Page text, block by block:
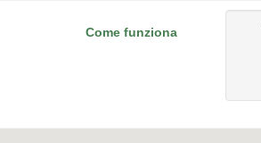
Come funziona